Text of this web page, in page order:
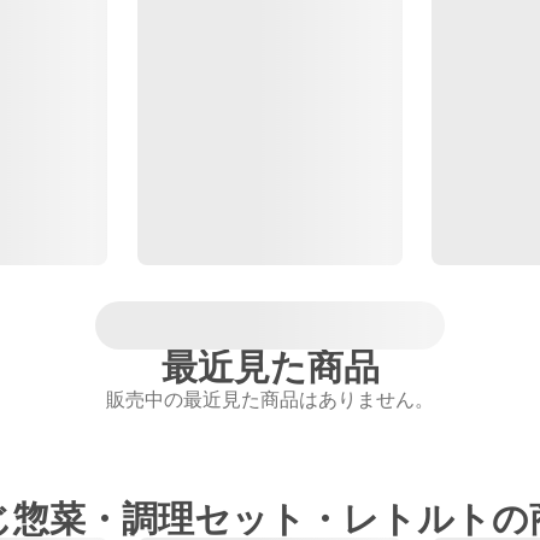
最近見た商品
販売中の最近見た商品はありません。
惣菜・調理セット・レトルトの